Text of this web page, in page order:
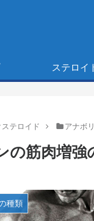
ステロイ
テロイド アナボ
の筋肉増強
種類